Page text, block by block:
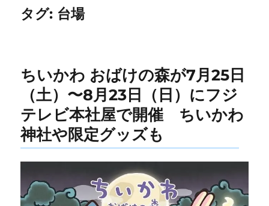
タグ: 台場
ちいかわ おばけの森が7月25日
（土）〜8月23日（日）にフジ
テレビ本社屋で開催 ちいかわ
神社や限定グッズも